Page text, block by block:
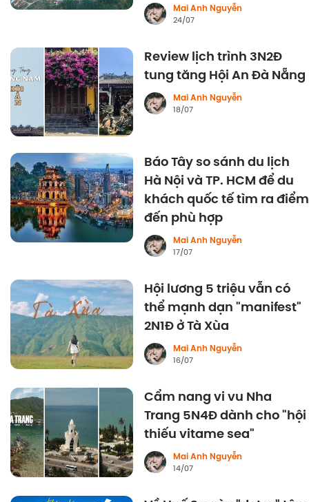
Mai Anh Nguyễn
24/07
Review lịch trình 3N2Đ
tung tăng Hội An Đà Nẵng
Mai Anh Nguyễn
18/07
Báo Tây so sánh du lịch
Hà Nội và TP. HCM để du
khách quốc tế tìm ra điểm
đến phù hợp
Mai Anh Nguyễn
17/07
Hội lương 5 triệu vẫn có
thể mạnh dạn "manifest"
2N1Đ ở Tà Xùa
Mai Anh Nguyễn
16/07
Cẩm nang vi vu Nha
Trang 5N4Đ dành cho "hội
thiếu vitame sea"
Mai Anh Nguyễn
14/07